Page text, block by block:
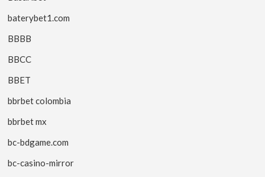
baterybet1.com
BBBB
BBCC
BBET
bbrbet colombia
bbrbet mx
bc-bdgame.com
bc-casino-mirror